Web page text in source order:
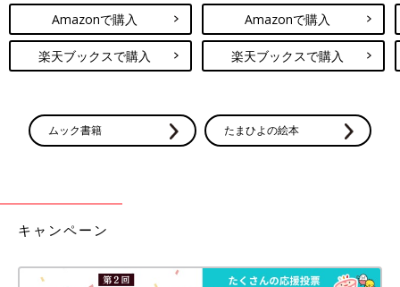
Amazonで購入
楽天ブックスで購入
Amazonで購入
楽天ブックスで購入
ムック書籍 たまひよの絵本
キャンペーン